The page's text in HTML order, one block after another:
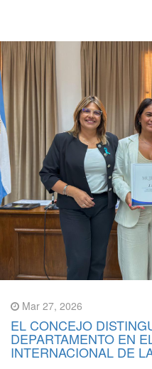
Mar 27, 2026
EL CONCEJO
DEPARTAMENTO EN
INTERNACIONAL DE